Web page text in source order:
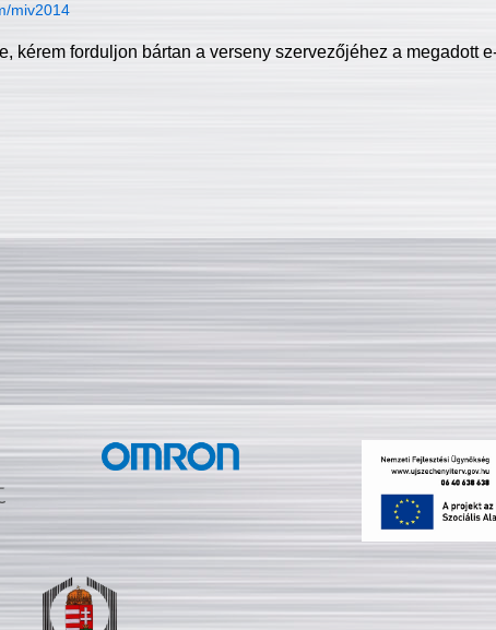
miv2014
kérem forduljon bártan a verseny szervezőjéhez a megadott